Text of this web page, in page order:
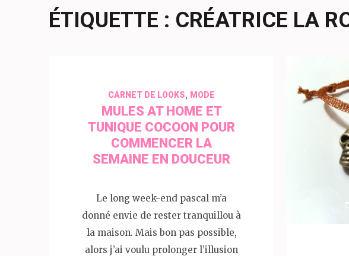
ÉTIQUETTE : CRÉATRICE LA
CARNET DE LOOKS, MODE
MULES AT HOME ET
TUNIQUE COCOON POUR
COMMENCER LA
SEMAINE EN DOUCEUR
Le long week-end pascal m’a
donné envie de rester tranquillou à
la maison. Mais bon pas possible,
alors j’ai voulu prolonger l’illusion